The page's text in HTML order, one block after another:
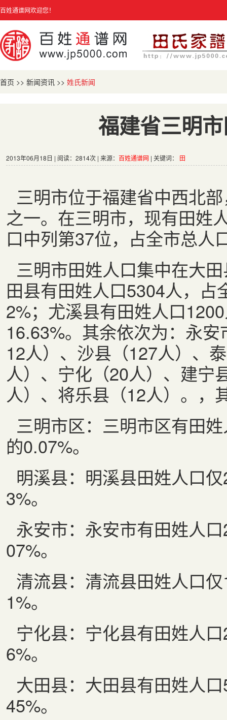
百姓通谱网欢迎您！
首页 >> 新闻资讯 >> 姓氏新闻
福建省三明
2013年06月18日 | 阅读：2814次 | 来源： 百姓通谱网 | 关键词： 田
三明市位于福建省中西北
之一。在三明市，现有田姓
口中列第37位，占全市总人
三明市田姓人口集中在大
田县有田姓人口5304人，占
2%；尤溪县有田姓人口1200
16.63%。其余依次为：永安
12人）、沙县（127人）、
人）、宁化（20人）、建宁
人）、将乐县（12人）。，
三明市区：三明市区有田
的0.07%。
明溪县：明溪县田姓人口仅
3%。
永安市：永安市有田姓人口
07%。
清流县：清流县田姓人口仅
1%。
宁化县：宁化县有田姓人口
6%。
大田县：大田县有田姓人口
45%。